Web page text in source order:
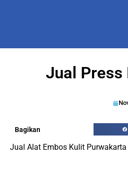
Jual Press
Bagikan
Jual Alat Embos Kulit Purwakarta